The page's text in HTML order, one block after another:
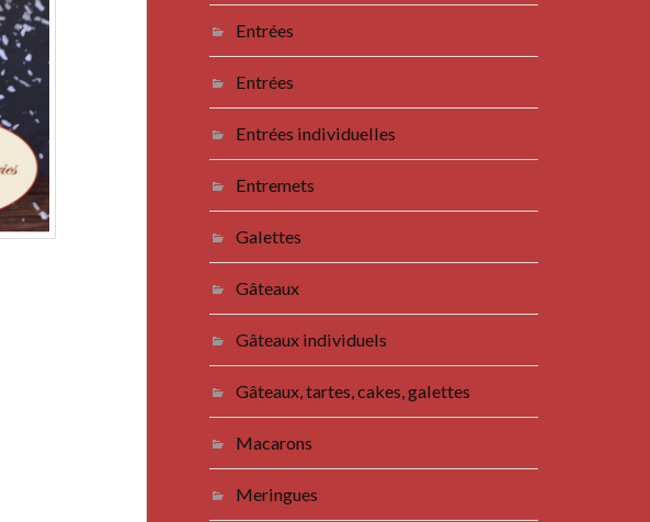
Entrées
Entrées
Entrées individuelles
Entremets
Galettes
Gâteaux
Gâteaux individuels
Gâteaux, tartes, cakes, galettes
Macarons
Meringues